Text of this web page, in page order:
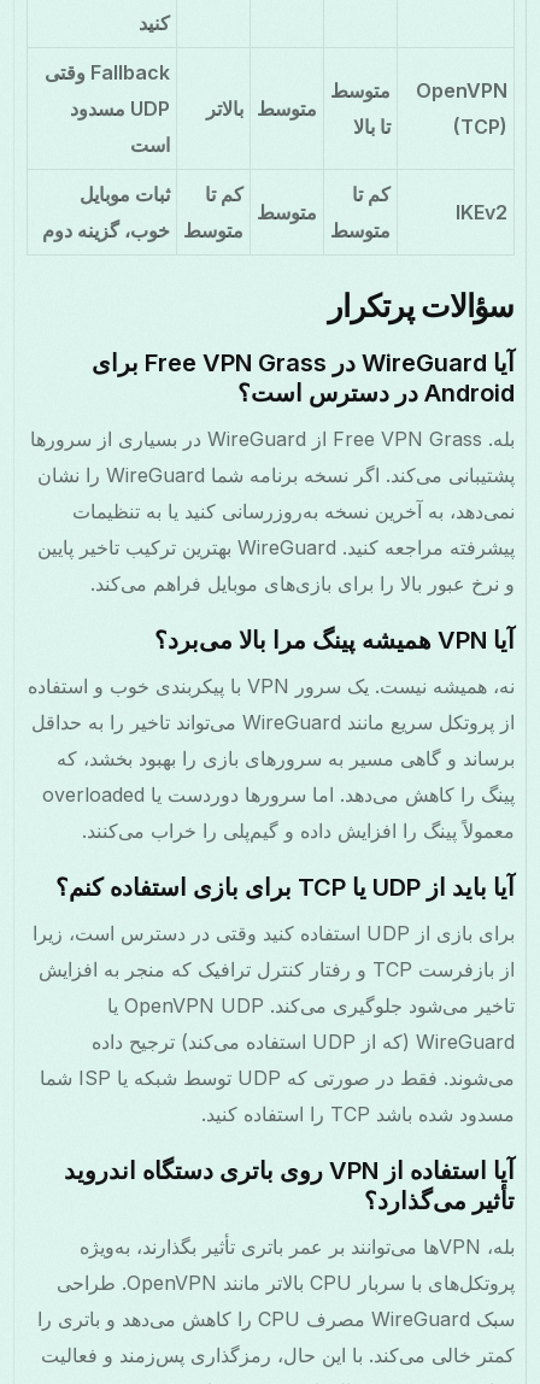
کنید
OpenVPN
(TCP)
متوسط
تا بالا
متوسط بالاتر
Fallback وقتی
UDP مسدود
است
IKEv2
کم تا
متوسط
متوسط
کم تا
متوسط
ثبات موبایل
خوب، گزینه دوم
سؤالات پرتکرار
آیا WireGuard در Free VPN Grass برای
Android در دسترس است؟
بله. Free VPN Grass از WireGuard در بسیاری از سرورها
پشتیبانی می‌کند. اگر نسخه برنامه شما WireGuard را نشان
نمی‌دهد، به آخرین نسخه به‌روزرسانی کنید یا به تنظیمات
پیشرفته مراجعه کنید. WireGuard بهترین ترکیب تاخیر پایین
و نرخ عبور بالا را برای بازی‌های موبایل فراهم می‌کند.
آیا VPN همیشه پینگ مرا بالا می‌برد؟
نه، همیشه نیست. یک سرور VPN با پیکربندی خوب و استفاده
از پروتکل سریع مانند WireGuard می‌تواند تاخیر را به حداقل
برساند و گاهی مسیر به سرورهای بازی را بهبود بخشد، که
پینگ را کاهش می‌دهد. اما سرورها دوردست یا overloaded
معمولاً پینگ را افزایش داده و گیم‌پلی را خراب می‌کنند.
آیا باید از UDP یا TCP برای بازی استفاده کنم؟
برای بازی از UDP استفاده کنید وقتی در دسترس است، زیرا
از بازفرست TCP و رفتار کنترل ترافیک که منجر به افزایش
تاخیر می‌شود جلوگیری می‌کند. OpenVPN UDP یا
WireGuard (که از UDP استفاده می‌کند) ترجیح داده
می‌شوند. فقط در صورتی که UDP توسط شبکه یا ISP شما
مسدود شده باشد TCP را استفاده کنید.
آیا استفاده از VPN روی باتری دستگاه اندروید
تأثیر می‌گذارد؟
بله، VPN‌ها می‌توانند بر عمر باتری تأثیر بگذارند، به‌ویژه
پروتکل‌های با سربار CPU بالاتر مانند OpenVPN. طراحی
سبک WireGuard مصرف CPU را کاهش می‌دهد و باتری را
کمتر خالی می‌کند. با این حال، رمزگذاری پس‌زمند و فعالیت